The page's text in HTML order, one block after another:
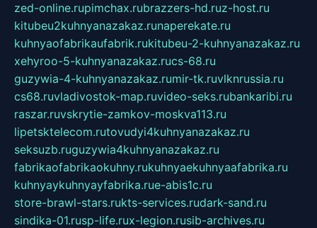
zed-online.rupimchax.rubrazzers-hd.ruz-host.ru
kitubeu2kuhnyanazakaz.runaperekate.ru
kuhnyaofabrikaufabrik.rukitubeu-2-kuhnyanazakaz.ru
xehyroo-5-kuhnyanazakaz.rucs-68.ru
guzywia-4-kuhnyanazakaz.rumir-tk.ruvlknrussia.ru
cs68.ruvladivostok-map.ruvideo-seks.rubankaribi.ru
raszar.ruvskrytie-zamkov-moskva113.ru
lipetsktelecom.rutovudyi4kuhnyanazakaz.ru
seksuzb.ruguzywia4kuhnyanazakaz.ru
fabrikaofabrikaokuhny.rukuhnyaekuhnyaafabrika.ru
kuhnyaykuhnyayfabrika.rue-abis1c.ru
store-brawl-stars.rukts-services.rudark-sand.ru
sindika-01.rusp-life.rux-legion.rusib-archives.ru